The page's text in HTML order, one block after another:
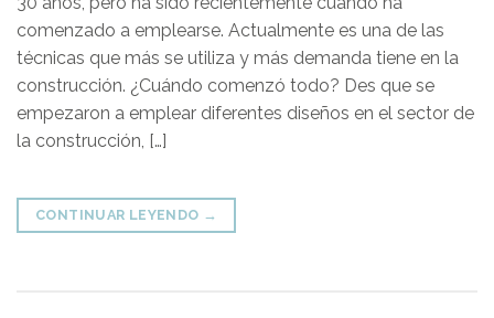
comenzado a emplearse. Actualmente es una de las
técnicas que más se utiliza y más demanda tiene en la
construcción. ¿Cuándo comenzó todo? Des que se
empezaron a emplear diferentes diseños en el sector de
la construcción, […]
CONTINUAR LEYENDO →